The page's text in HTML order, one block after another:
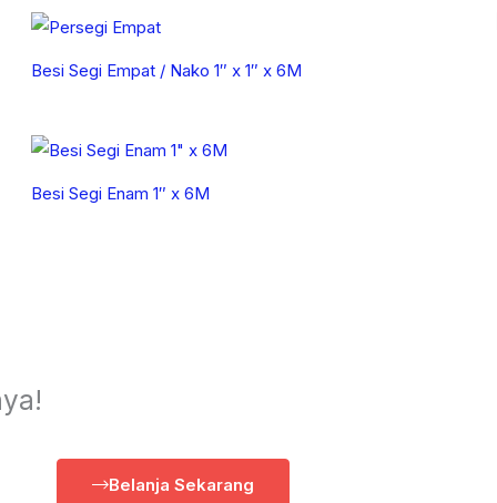
Besi Segi Empat / Nako 1″ x 1″ x 6M
Besi Segi Enam 1″ x 6M
Belanja Sekarang